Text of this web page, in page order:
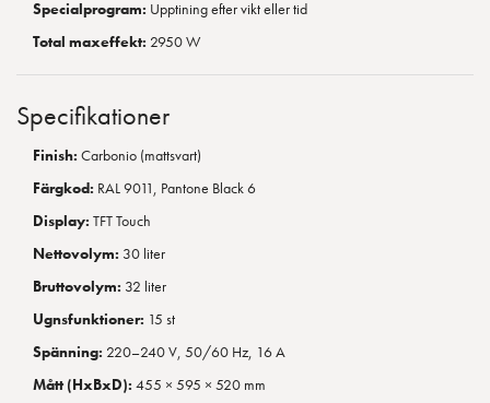
Specialprogram: Upptining efter vikt eller tid
Total maxeffekt: 2950 W
Specifikationer
Finish: Carbonio (mattsvart)
Färgkod: RAL 9011, Pantone Black 6
Display: TFT Touch
Nettovolym: 30 liter
Bruttovolym: 32 liter
Ugnsfunktioner: 15 st
Spänning: 220–240 V, 50/60 Hz, 16 A
Mått (HxBxD): 455 × 595 × 520 mm